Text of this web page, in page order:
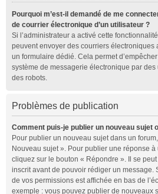
Pourquoi m’est-il demandé de me
de courrier électronique d’un utilisateur ?
Si l’administrateur a activé cette
peuvent envoyer des courriers électroniques
un formulaire dédié. Cela permet
système de messagerie électronique par
des robots.
Problèmes de publication
Comment puis-je publier un nouveau sujet
Pour publier un nouveau sujet dans un
Nouveau sujet ». Pour publier une réponse
cliquez sur le bouton « Répondre ». Il se
inscrit avant de pouvoir rédiger un message.
de vos permissions est affichée en bas de
exemple : vous pouvez publier de nouveaux